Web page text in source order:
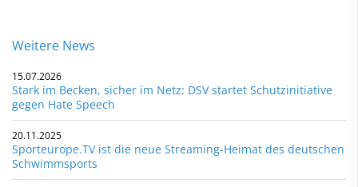
Weitere News
15.07.2026
Stark im Becken, sicher im Netz: DSV startet Schutzinitiative
gegen Hate Speech
20.11.2025
Sporteurope.TV ist die neue Streaming-Heimat des deutschen
Schwimmsports